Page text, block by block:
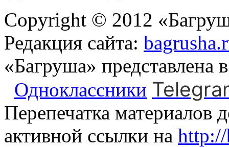
Copyright © 2012
Редакция сайта:
«Багруша» представлена
Одноклассники
Перепечатка материалов
активной ссылки на http://